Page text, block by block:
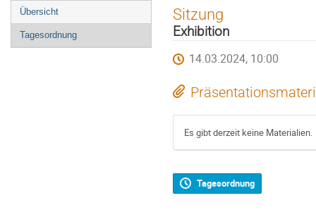
Veranstaltungsmenü
Übersicht
Tagesordnung
Sitzung
Exhibition
14.03.2024, 10:00
Es gibt derzeit keine Materialien.
Tagesordnung